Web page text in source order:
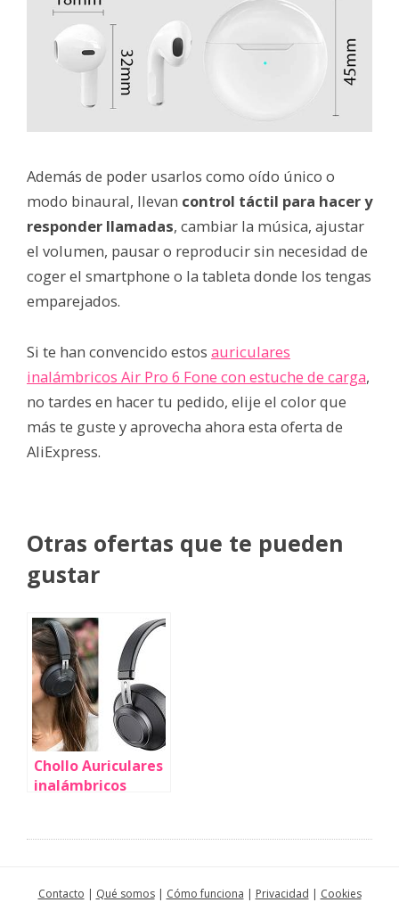
Además de poder usarlos como oído único o
modo binaural, llevan control táctil para hacer y
responder llamadas, cambiar la música, ajustar
el volumen, pausar o reproducir sin necesidad de
coger el smartphone o la tableta donde los tengas
emparejados.
Si te han convencido estos auriculares
inalámbricos Air Pro 6 Fone con estuche de carga,
no tardes en hacer tu pedido, elije el color que
más te guste y aprovecha ahora esta oferta de
AliExpress.
Otras ofertas que te pueden
gustar
Chollo Auriculares
inalámbricos
sólo 19,49€ con
Contacto | Qué somos| Cómo funciona | Privacidad | Cookies